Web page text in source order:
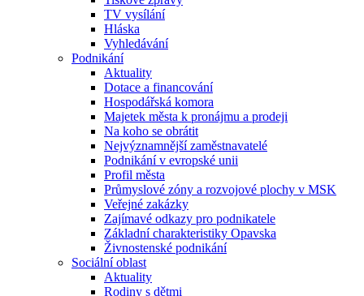
TV vysílání
Hláska
Vyhledávání
Podnikání
Aktuality
Dotace a financování
Hospodářská komora
Majetek města k pronájmu a prodeji
Na koho se obrátit
Nejvýznamnější zaměstnavatelé
Podnikání v evropské unii
Profil města
Průmyslové zóny a rozvojové plochy v MSK
Veřejné zakázky
Zajímavé odkazy pro podnikatele
Základní charakteristiky Opavska
Živnostenské podnikání
Sociální oblast
Aktuality
Rodiny s dětmi